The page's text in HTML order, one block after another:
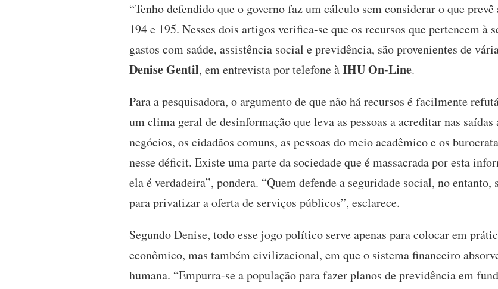
“Tenho defendido que o governo faz um cálculo sem considerar o que
194 e 195. Nesses dois artigos verifica-se que os recursos que pertencem à
gastos com saúde, assistência social e previdência, são provenientes de
Denise Gentil, em entrevista por telefone àIHU On-Line.
Para a pesquisadora, o argumento de que não há recursos é facilmente
um clima geral de desinformação que leva as pessoas a acreditar nas saídas
negócios, os cidadãos comuns, as pessoas do meio acadêmico e os
nesse déficit. Existe uma parte da sociedade que é massacrada por esta
ela é verdadeira”, pondera. “Quem defende a seguridade social, no
para privatizar a oferta de serviços públicos”, esclarece.
Segundo Denise, todo esse jogo político serve apenas para colocar em
econômico, mas também civilizacional, em que o sistema financeiro
humana. “Empurra-se a população para fazer planos de previdência em